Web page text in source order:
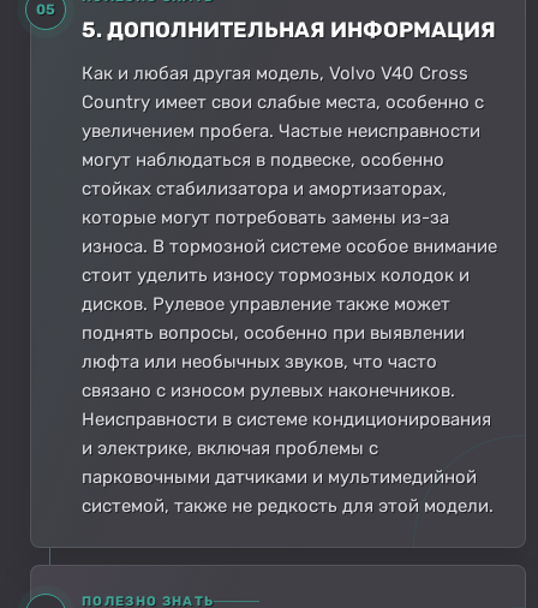
05
5. ДОПОЛНИТЕЛЬНАЯ ИНФОРМАЦИЯ
Как и любая другая модель, Volvo V40 Cross
Country имеет свои слабые места, особенно с
увеличением пробега. Частые неисправности
могут наблюдаться в подвеске, особенно
стойках стабилизатора и амортизаторах,
которые могут потребовать замены из-за
износа. В тормозной системе особое внимание
стоит уделить износу тормозных колодок и
дисков. Рулевое управление также может
поднять вопросы, особенно при выявлении
люфта или необычных звуков, что часто
связано с износом рулевых наконечников.
Неисправности в системе кондиционирования
и электрике, включая проблемы с
парковочными датчиками и мультимедийной
системой, также не редкость для этой модели.
ПОЛЕЗНО ЗНАТЬ